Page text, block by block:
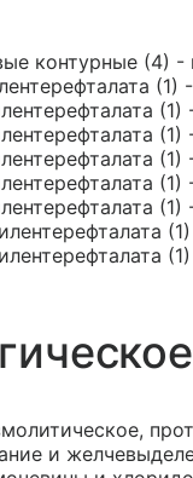
контурные (4) -
(1)
(1)
(1)
(1)
(1)
(1)
и